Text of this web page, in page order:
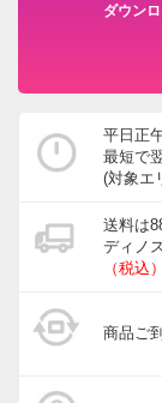
ガーデン/ソー
宅配ボックス・
ガーデニングウ
玄関・ガレージ
ガーデニングツ
ダウン
平日正
最短で
(対象エ
送料は
ディノ
（税込
商品ご